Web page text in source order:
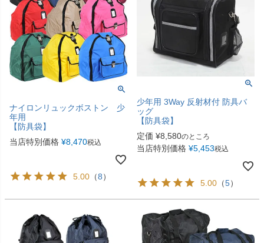
ナイロンリュックボストン 少
年用
【防具袋】
当店特別価格 ¥8,470税込
5.00 （8）
少年用 3Way 反射材付 防具バ
ッグ
【防具袋】
定価 ¥8,580のところ
当店特別価格 ¥5,453税込
5.00 （5）